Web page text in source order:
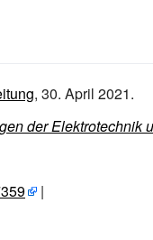
, 30. April 2021.
der Elektrotechnik
|